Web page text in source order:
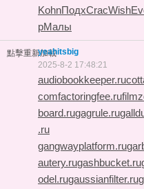
KohnПодхCracWish
рМалы
點擊重新加載yeahitsbig
2025-8-2 17:48:21
audiobookkeeper.ru
comfactoringfee.ru
board.rugagrule.ru
.ru
gangwayplatform.ru
autery.rugashbucket.ru
odel.rugaussianfilter.ru